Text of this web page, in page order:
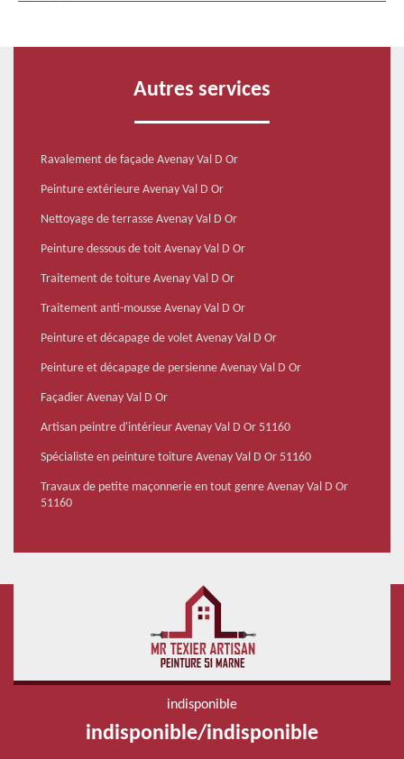
Autres services
Ravalement de façade Avenay Val D Or
Peinture extérieure Avenay Val D Or
Nettoyage de terrasse Avenay Val D Or
Peinture dessous de toit Avenay Val D Or
Traitement de toiture Avenay Val D Or
Traitement anti-mousse Avenay Val D Or
Peinture et décapage de volet Avenay Val D Or
Peinture et décapage de persienne Avenay Val D Or
Façadier Avenay Val D Or
Artisan peintre d'intérieur Avenay Val D Or 51160
Spécialiste en peinture toiture Avenay Val D Or 51160
Travaux de petite maçonnerie en tout genre Avenay Val D Or
51160
indisponible
indisponible/indisponible